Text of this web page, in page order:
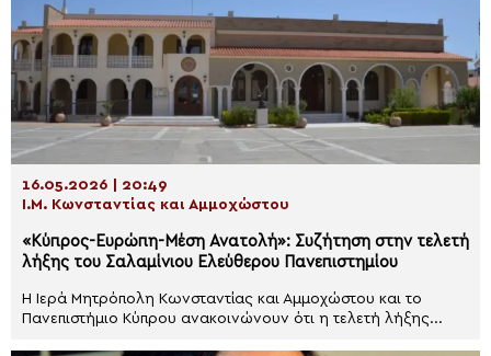
16.05.2026 | 20:49
Ι.Μ. Κωνσταντίας και Αμμοχώστου
«Κύπρος-Ευρώπη-Μέση Ανατολή»: Συζήτηση στην τελετή
λήξης του Σαλαμίνιου Ελεύθερου Πανεπιστημίου
Η Ιερά Μητρόπολη Κωνσταντίας και Αμμοχώστου και το
Πανεπιστήμιο Κύπρου ανακοινώνουν ότι η τελετή λήξης...